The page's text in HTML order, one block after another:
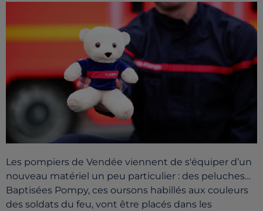
Les pompiers de Vendée viennent de s'équiper d’un
nouveau matériel un peu particulier : des peluches…
Baptisées Pompy, ces oursons habillés aux couleurs
des soldats du feu, vont être placés dans les